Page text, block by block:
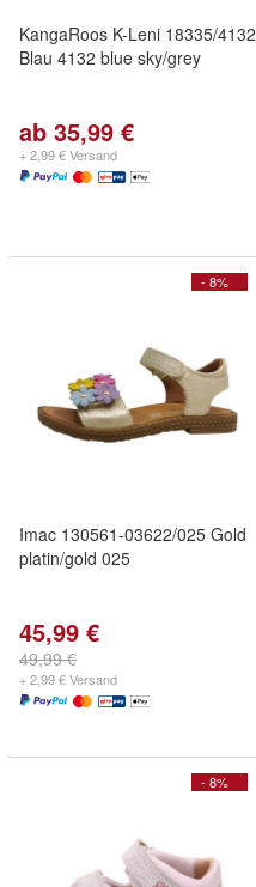
KangaRoos K-Leni 18335/4132
Blau 4132 blue sky/grey
ab 35,99 €
+ 2,99 € Versand
- 8%
Imac 130561-03622/025 Gold
platin/gold 025
45,99 €
49,99 €
+ 2,99 € Versand
- 8%